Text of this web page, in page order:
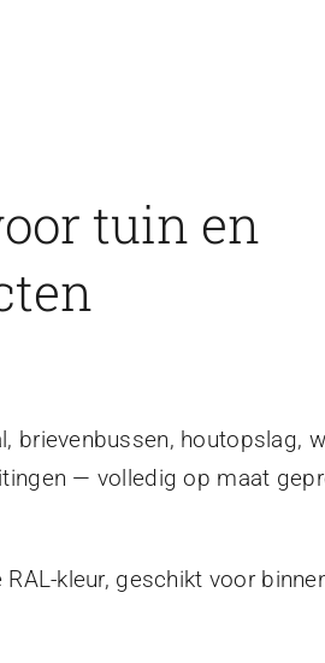
tuin en
brievenbussen, houtopslag,
— volledig op maat
kleur, geschikt voor